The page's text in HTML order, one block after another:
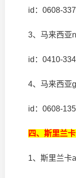
id：0608-
3、马来西亚
id：0410-
4、马来西亚
id：0608-
四、斯里兰
1、斯里兰卡